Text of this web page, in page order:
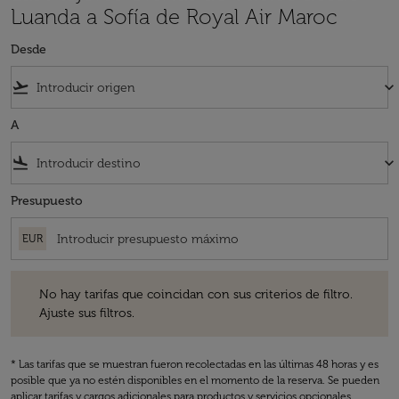
Luanda a Sofía de Royal Air Maroc
Desde
flight_takeoff keyboard_arrow_down
A
flight_land keyboard_arrow_down
Presupuesto
EUR
No hay tarifas que coincidan con sus criterios de filtro.
Ajuste sus filtros.
* Las tarifas que se muestran fueron recolectadas en las últimas 48 horas y es
posible que ya no estén disponibles en el momento de la reserva. Se pueden
aplicar tarifas y cargos adicionales para productos y servicios opcionales.